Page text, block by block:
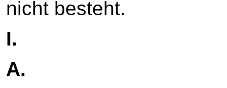
nicht besteht.
I.
A.